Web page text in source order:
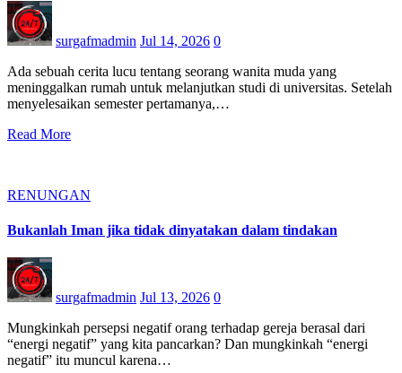
surgafmadmin Jul 14, 2026 0
Ada sebuah cerita lucu tentang seorang wanita muda yang
meninggalkan rumah untuk melanjutkan studi di universitas. Setelah
menyelesaikan semester pertamanya,…
Read More
RENUNGAN
Bukanlah Iman jika tidak dinyatakan dalam tindakan
surgafmadmin Jul 13, 2026 0
Mungkinkah persepsi negatif orang terhadap gereja berasal dari
“energi negatif” yang kita pancarkan? Dan mungkinkah “energi
negatif” itu muncul karena…